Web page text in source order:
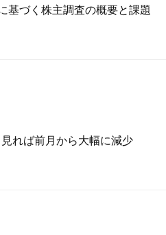
づく株主調査の概要と課題
れば前月から大幅に減少